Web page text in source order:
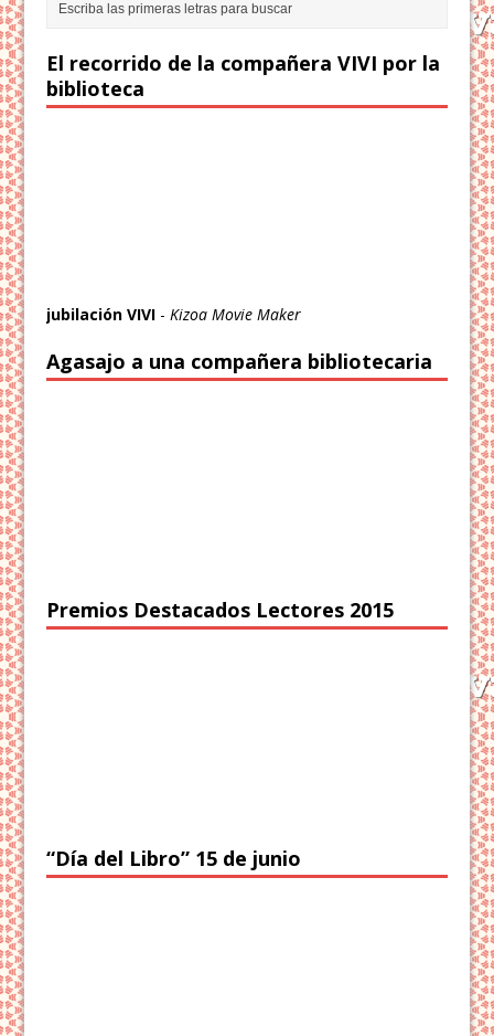
El recorrido de la compañera VIVI por la
biblioteca
jubilación VIVI -Kizoa Movie Maker
Agasajo a una compañera bibliotecaria
Premios Destacados Lectores 2015
“Día del Libro” 15 de junio